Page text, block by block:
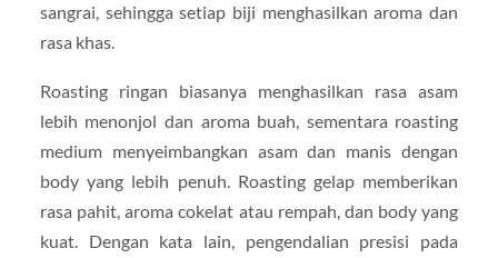
sangrai, sehingga setiap biji menghasilkan aroma dan
rasa khas.
Roasting ringan biasanya menghasilkan rasa asam
lebih menonjol dan aroma buah, sementara roasting
medium menyeimbangkan asam dan manis dengan
body yang lebih penuh. Roasting gelap memberikan
rasa pahit, aroma cokelat atau rempah, dan body yang
kuat. Dengan kata lain, pengendalian presisi pada